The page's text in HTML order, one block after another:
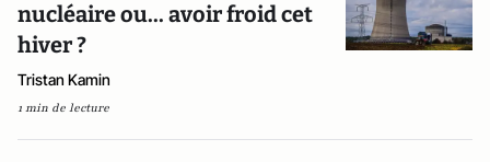
nucléaire ou... avoir froid cet
hiver ?
Tristan Kamin
1 min de lecture